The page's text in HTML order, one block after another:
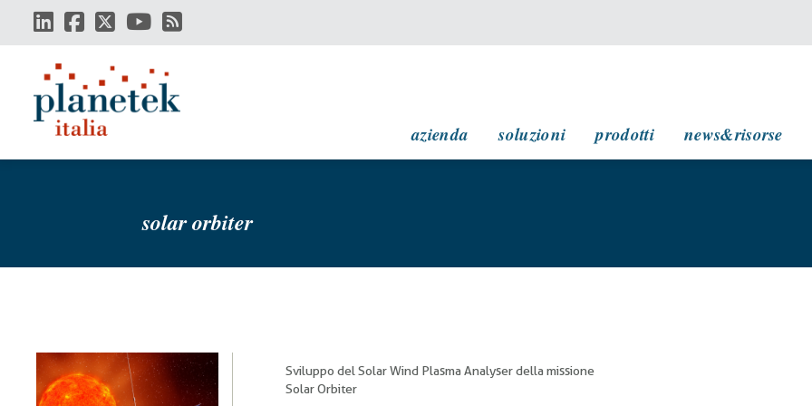
contenuto
azienda soluzioni prodotti news&risorse
solar orbiter
Sviluppo del Solar Wind Plasma Analyser della missione
Solar Orbiter